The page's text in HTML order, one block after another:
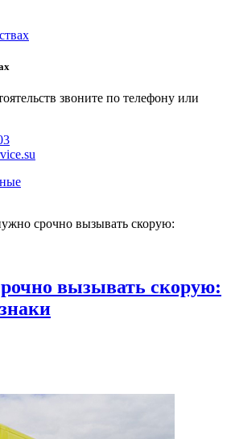
звоните по телефону или
срочно вызывать скорую:
вызывать скорую: